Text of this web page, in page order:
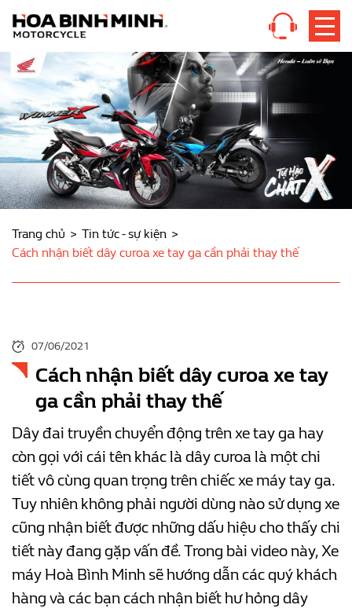
Trang chủ
Tin tức - sự kiện
Cách nhận biết dây curoa xe tay ga cần phải thay thế
07/06/2021
Cách nhận biết dây curoa xe tay
ga cần phải thay thế
Dây đai truyền chuyển động trên xe tay ga hay
còn gọi với cái tên khác là dây curoa là một chi
tiết vô cùng quan trọng trên chiếc xe máy tay ga.
Tuy nhiên không phải người dùng nào sử dụng xe
cũng nhận biết được những dấu hiệu cho thấy chi
tiết này đang gặp vấn đề. Trong bài video này, Xe
máy Hoà Bình Minh sẽ hướng dẫn các quý khách
hàng và các bạn cách nhận biết hư hỏng dây